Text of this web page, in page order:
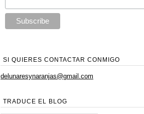
SI QUIERES CONTACTAR CONMIGO
delunaresynaranjas@gmail.com
TRADUCE EL BLOG